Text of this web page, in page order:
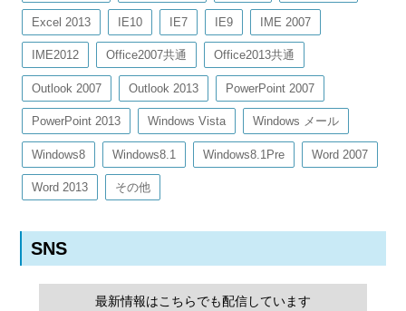
Excel 2013 IE10 IE7 IE9 IME 2007
IME2012 Office2007共通 Office2013共通
Outlook 2007 Outlook 2013 PowerPoint 2007
PowerPoint 2013 Windows Vista Windows メール
Windows8 Windows8.1 Windows8.1Pre Word 2007
Word 2013 その他
SNS
最新情報はこちらでも配信しています